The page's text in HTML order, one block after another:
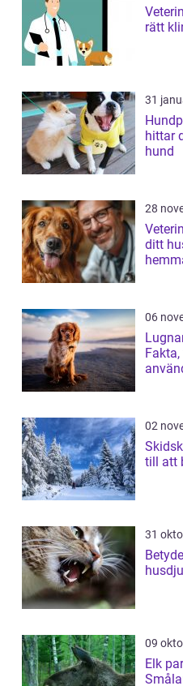
Veterinär
rätt
31
hittar
hund
28
ditt
06
02
till att
31
09
Elk